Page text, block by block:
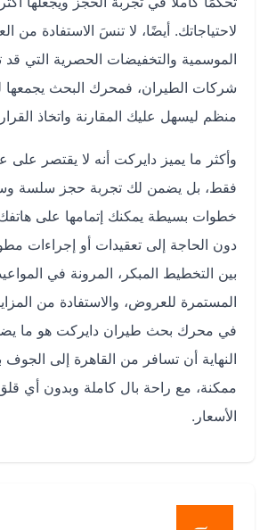
لاحتياجاتك. أيضًا، لا تنسَ الاستفادة من العروض
الموسمية والتخفيضات الحصرية التي قد
شركات الطيران، فمحرك البحث يجمعها لك
منظم ليسهل عليك المقارنة واتخاذ القرار
وأكثر ما يميز دايركت أنه لا يقتصر على عرض
فقط، بل يضمن لك تجربة حجز سلسة وسريعة
خطوات بسيطة يمكنك إتمامها على هاتفك
دون الحاجة إلى تعقيدات أو إجراءات مطولة.
بين التخطيط المبكر، المرونة في المواعيد،
المستمرة للعروض، والاستفادة من المزايا
في محرك بحث طيران دايركت هو ما يضمن
النهاية أن تسافر من القاهرة إلى الجوف بأقل
ممكنة، مع راحة بال كاملة وبدون أي قلق
الأسعار.